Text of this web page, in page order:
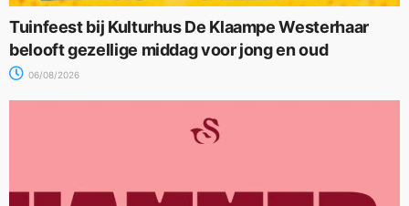
Tuinfeest bij Kulturhus De Klaampe Westerhaar
belooft gezellige middag voor jong en oud
06/08/2026